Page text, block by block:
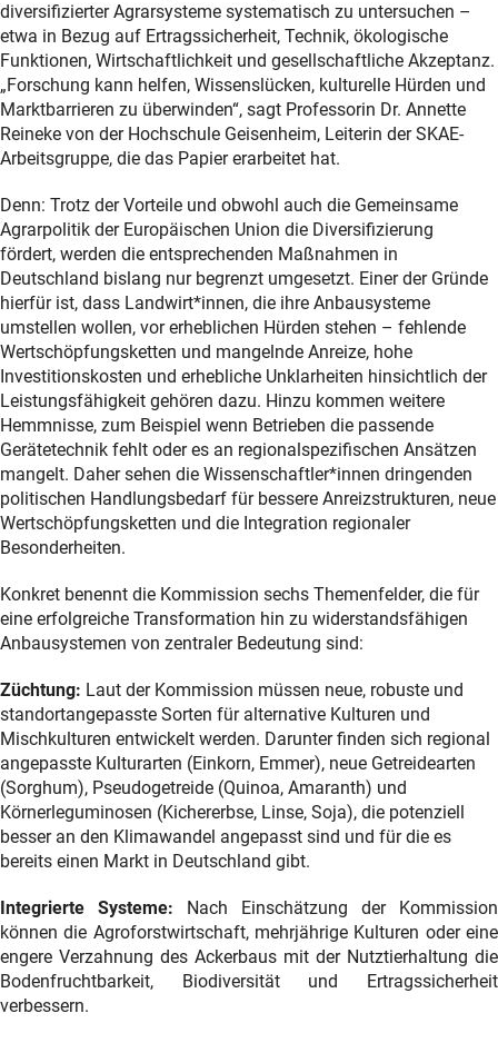
diversifizierter Agrarsysteme systematisch zu untersuchen –
etwa in Bezug auf Ertragssicherheit, Technik, ökologische
Funktionen, Wirtschaftlichkeit und gesellschaftliche Akzeptanz.
„Forschung kann helfen, Wissenslücken, kulturelle Hürden und
Marktbarrieren zu überwinden“, sagt Professorin Dr. Annette
Reineke von der Hochschule Geisenheim, Leiterin der SKAE-
Arbeitsgruppe, die das Papier erarbeitet hat.
Denn: Trotz der Vorteile und obwohl auch die Gemeinsame
Agrarpolitik der Europäischen Union die Diversifizierung
fördert, werden die entsprechenden Maßnahmen in
Deutschland bislang nur begrenzt umgesetzt. Einer der Gründe
hierfür ist, dass Landwirt*innen, die ihre Anbausysteme
umstellen wollen, vor erheblichen Hürden stehen – fehlende
Wertschöpfungsketten und mangelnde Anreize, hohe
Investitionskosten und erhebliche Unklarheiten hinsichtlich der
Leistungsfähigkeit gehören dazu. Hinzu kommen weitere
Hemmnisse, zum Beispiel wenn Betrieben die passende
Gerätetechnik fehlt oder es an regionalspezifischen Ansätzen
mangelt. Daher sehen die Wissenschaftler*innen dringenden
politischen Handlungsbedarf für bessere Anreizstrukturen, neue
Wertschöpfungsketten und die Integration regionaler
Besonderheiten.
Konkret benennt die Kommission sechs Themenfelder, die für
eine erfolgreiche Transformation hin zu widerstandsfähigen
Anbausystemen von zentraler Bedeutung sind:
Züchtung: Laut der Kommission müssen neue, robuste und
standortangepasste Sorten für alternative Kulturen und
Mischkulturen entwickelt werden. Darunter finden sich regional
angepasste Kulturarten (Einkorn, Emmer), neue Getreidearten
(Sorghum), Pseudogetreide (Quinoa, Amaranth) und
Körnerleguminosen (Kichererbse, Linse, Soja), die potenziell
besser an den Klimawandel angepasst sind und für die es
bereits einen Markt in Deutschland gibt.
Integrierte Systeme: Nach Einschätzung der Kommission
können die Agroforstwirtschaft, mehrjährige Kulturen oder eine
engere Verzahnung des Ackerbaus mit der Nutztierhaltung die
Bodenfruchtbarkeit, Biodiversität und Ertragssicherheit
verbessern.